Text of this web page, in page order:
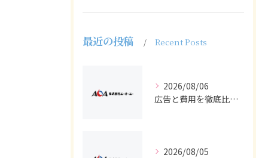
最近の投稿 Recent Posts
2026/08/06
広告と費用を徹底比較し求人や採用でバイトと正社員の効果的集客を実現する方法
2026/08/05